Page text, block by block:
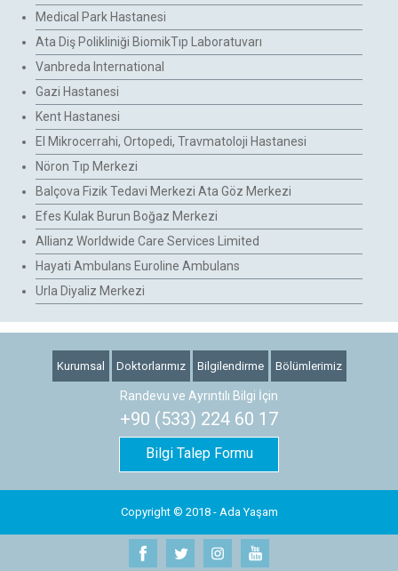
Medical Park Hastanesi
Ata Diş Polikliniği BiomikTıp Laboratuvarı
Vanbreda International
Gazi Hastanesi
Kent Hastanesi
El Mikrocerrahi, Ortopedi, Travmatoloji Hastanesi
Nöron Tıp Merkezi
Balçova Fizik Tedavi Merkezi Ata Göz Merkezi
Efes Kulak Burun Boğaz Merkezi
Allianz Worldwide Care Services Limited
Hayati Ambulans Euroline Ambulans
Urla Diyaliz Merkezi
Kurumsal Doktorlarımız Bilgilendirme Bölümlerimiz
Randevu ve Ayrıntılı Bilgi İçin
+90 (533) 224 60 17
Bilgi Talep Formu
Copyright © 2018 - Ada Yaşam